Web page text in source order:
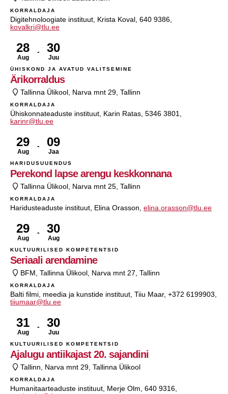
KORRALDAJA
Digitehnoloogiate instituut, Krista Koval, 640 9386,
kovalkri@tlu.ee
28
Aug
30
Juu
ÜHISKOND JA AVATUD VALITSEMINE
Ärikorraldus
Tallinna Ülikool, Narva mnt 29, Tallinn
KORRALDAJA
Ühiskonnateaduste instituut, Karin Ratas, 5346 3801,
karinr@tlu.ee
29
Aug
09
Jaa
HARIDUSUUENDUS
Perekond lapse arengu keskkonnana
Tallinna Ülikool, Narva mnt 25, Tallinn
KORRALDAJA
Haridusteaduste instituut, Elina Orasson, elina.orasson@tlu.ee
29
Aug
30
Aug
KULTUURILISED KOMPETENTSID
Seriaali arendamine
BFM, Tallinna Ülikool, Narva mnt 27, Tallinn
KORRALDAJA
Balti filmi, meedia ja kunstide instituut, Tiiu Maar, +372 6199903,
tiiumaar@tlu.ee
31
Aug
30
Juu
KULTUURILISED KOMPETENTSID
Ajalugu antiikajast 20. sajandini
Tallinn, Narva mnt 29, Tallinna Ülikool
KORRALDAJA
Humanitaarteaduste instituut, Merje Olm, 640 9316,